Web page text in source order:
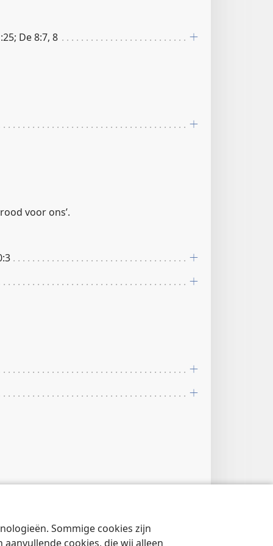
Sommige cookies zijn
cookies, die wij alleen
De 8:7, 8
voor ons’.
23